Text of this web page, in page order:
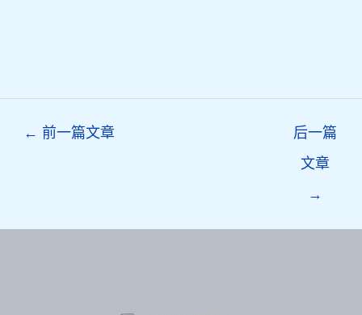
← 前一篇文章
后一篇
文章
→